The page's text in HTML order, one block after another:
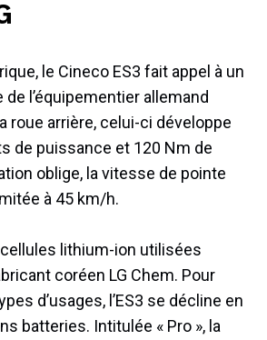
le Cineco ES3 fait appel à un
l’équipementier allemand
roue arrière, celui-ci développe
de puissance et 120 Nm de
oblige, la vitesse de pointe
à 45 km/h.
lithium-ion utilisées
coréen LG Chem. Pour
d’usages, l’ES3 se décline en
batteries. Intitulée « Pro », la